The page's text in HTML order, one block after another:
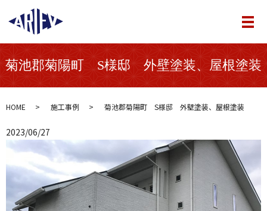
メ
菊池郡菊陽町 S様邸 外壁塗装、屋根塗装
HOME 施工事例 菊池郡菊陽町 S様邸 外壁塗装、屋根塗装
2023/06/27